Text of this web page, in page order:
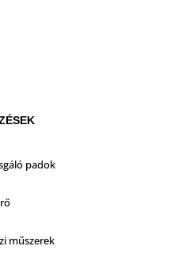
padok
műszerek